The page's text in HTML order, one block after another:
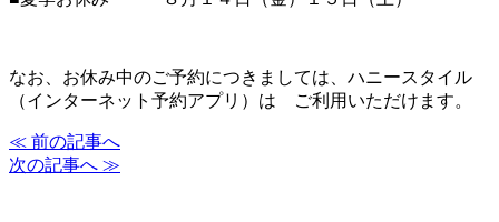
なお、お休み中のご予約につきましては、ハニースタイル
（インターネット予約アプリ）は ご利用いただけます。
≪ 前の記事へ
次の記事へ ≫